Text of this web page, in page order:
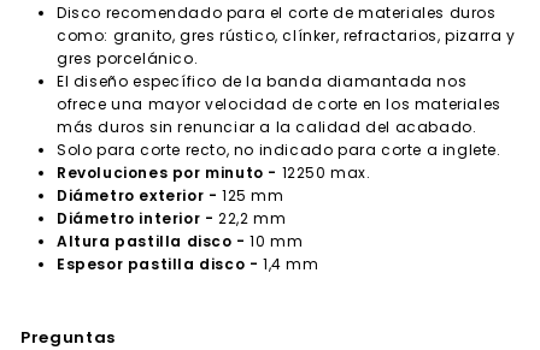
Disco recomendado para el corte de materiales duros
como: granito, gres rústico, clínker, refractarios, pizarra y
gres porcelánico.
El diseño específico de la banda diamantada nos
ofrece una mayor velocidad de corte en los materiales
más duros sin renunciar a la calidad del acabado.
Solo para corte recto, no indicado para corte a inglete.
Revoluciones por minuto - 12250 max.
Diámetro exterior - 125 mm
Diámetro interior - 22,2 mm
Altura pastilla disco - 10 mm
Espesor pastilla disco - 1,4 mm
Preguntas